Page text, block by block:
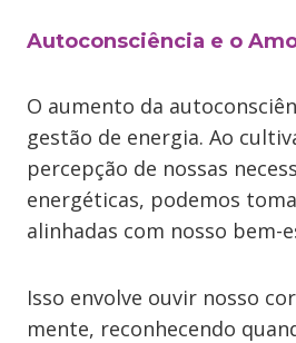
Autoconsciência e o
O aumento da
gestão de energia. Ao
percepção de nossas
energéticas, podemos
alinhadas com nosso bem-
Isso envolve ouvir nosso
mente, reconhecendo